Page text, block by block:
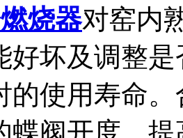
烧器对窑内
好坏及调整
的使用寿命